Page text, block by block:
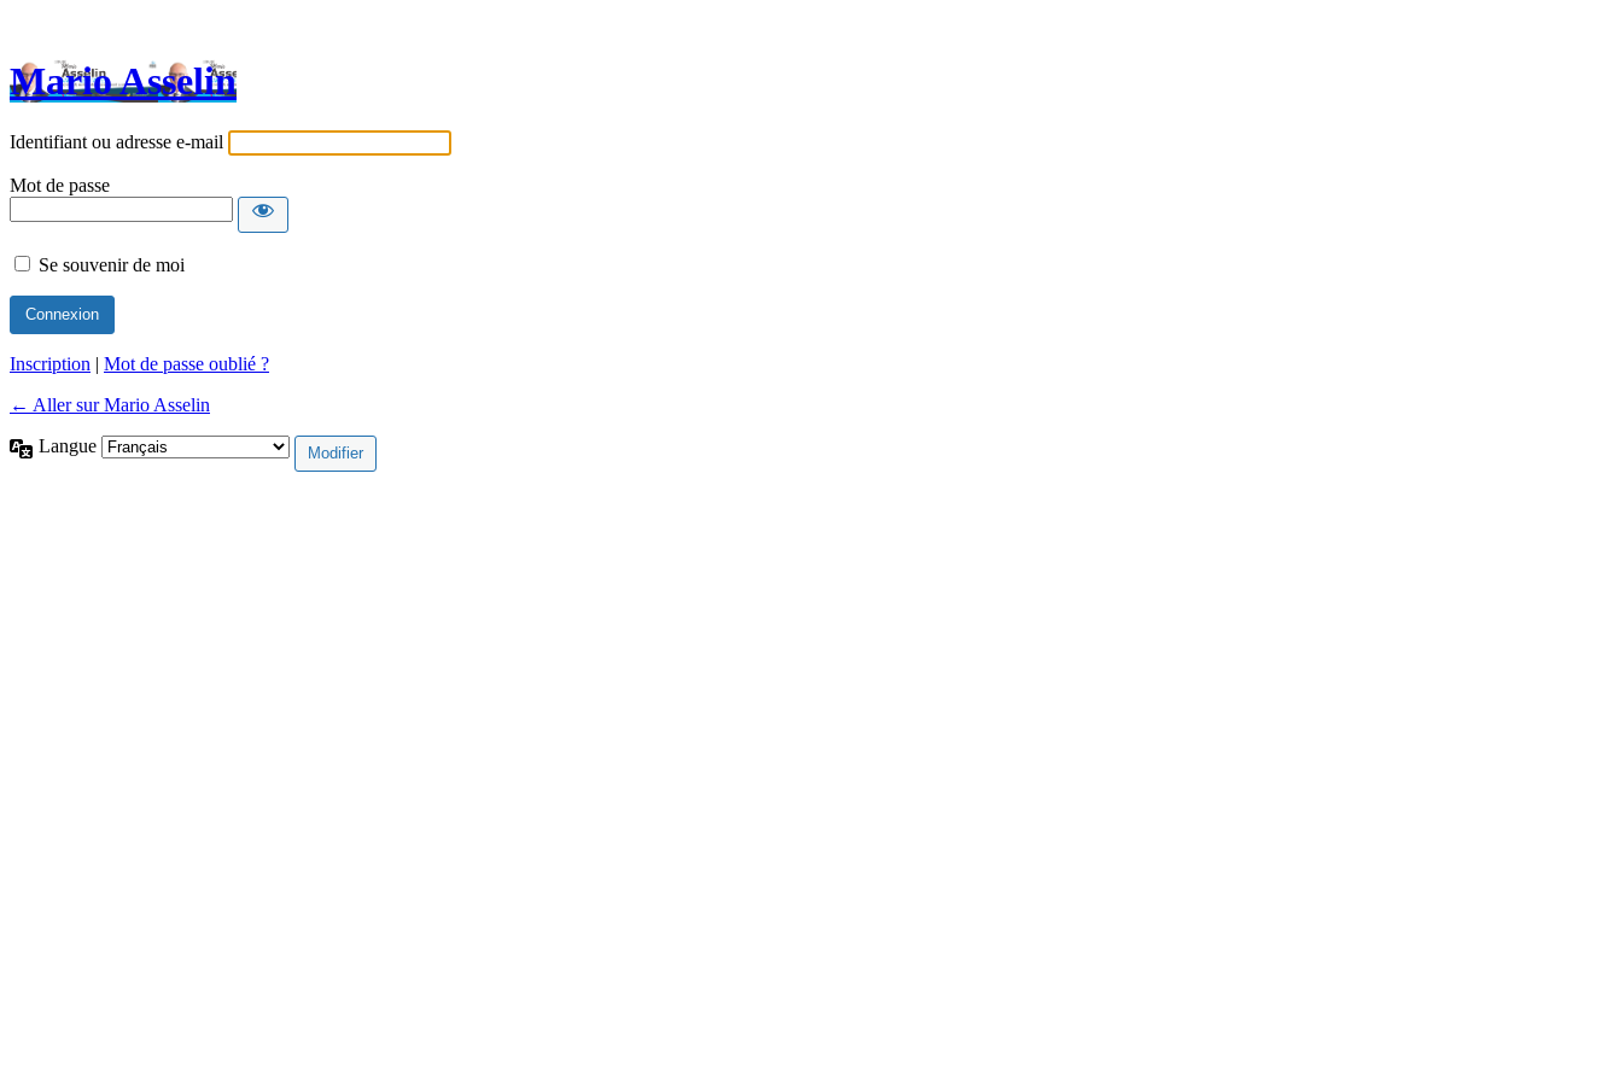
Mario Asselin
Identifiant ou adresse e-mail
Mot de passe
Se souvenir de moi
Inscription | Mot de passe oublié ?
← Aller sur Mario Asselin
Langue